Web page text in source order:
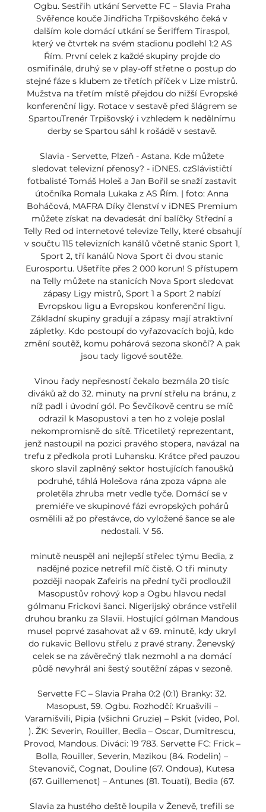
Ogbu. Sestřih utkání Servette FC – Slavia Praha
Svěřence kouče Jindřicha Trpišovského čeká v
dalším kole domácí utkání se Šeriffem Tiraspol,
který ve čtvrtek na svém stadionu podlehl 1:2 AS
Řím. První celek z každé skupiny projde do
osmifinále, druhý se v play-off střetne o postup do
stejné fáze s klubem ze třetích příček v Lize mistrů.
Mužstva na třetím místě přejdou do nižší Evropské
konferenční ligy. Rotace v sestavě před šlágrem se
SpartouTrenér Trpišovský i vzhledem k nedělnímu
derby se Spartou sáhl k rošádě v sestavě.
Slavia - Servette, Plzeň - Astana. Kde můžete
sledovat televizní přenosy? - iDNES. czSlávističtí
fotbalisté Tomáš Holeš a Jan Bořil se snaží zastavit
útočníka Romala Lukaka z AS Řím. | foto: Anna
Boháčová, MAFRA Díky členství v iDNES Premium
můžete získat na devadesát dní balíčky Střední a
Telly Red od internetové televize Telly, které obsahují
v součtu 115 televizních kanálů včetně stanic Sport 1,
Sport 2, tří kanálů Nova Sport či dvou stanic
Eurosportu. Ušetříte přes 2 000 korun! S přístupem
na Telly můžete na stanicích Nova Sport sledovat
zápasy Ligy mistrů, Sport 1 a Sport 2 nabízí
Evropskou ligu a Evropskou konferenční ligu.
Základní skupiny gradují a zápasy mají atraktivní
zápletky. Kdo postoupí do vyřazovacích bojů, kdo
změní soutěž, komu pohárová sezona skončí? A pak
jsou tady ligové soutěže.
Vinou řady nepřesností čekalo bezmála 20 tisíc
diváků až do 32. minuty na první střelu na bránu, z
níž padl i úvodní gól. Po Ševčíkově centru se míč
odrazil k Masopustovi a ten ho z voleje poslal
nekompromisně do sítě. Třicetiletý reprezentant,
jenž nastoupil na pozici pravého stopera, navázal na
trefu z předkola proti Luhansku. Krátce před pauzou
skoro slavil zaplněný sektor hostujících fanoušků
podruhé, táhlá Holešova rána zpoza vápna ale
proletěla zhruba metr vedle tyče. Domácí se v
premiéře ve skupinové fázi evropských pohárů
osmělili až po přestávce, do vyložené šance se ale
nedostali. V 56.
minutě neuspěl ani nejlepší střelec týmu Bedia, z
nadějné pozice netrefil míč čistě. O tři minuty
později naopak Zafeiris na přední tyči prodloužil
Masopustův rohový kop a Ogbu hlavou nedal
gólmanu Frickovi šanci. Nigerijský obránce vstřelil
druhou branku za Slavii. Hostující gólman Mandous
musel poprvé zasahovat až v 69. minutě, kdy ukryl
do rukavic Bellovu střelu z pravé strany. Ženevský
celek se na závěrečný tlak nezmohl a na domácí
půdě nevyhrál ani šestý soutěžní zápas v sezoně.
Servette FC – Slavia Praha 0:2 (0:1) Branky: 32.
Masopust, 59. Ogbu. Rozhodčí: Kruašvili –
Varamišvili, Pipia (všichni Gruzie) – Pskit (video, Pol.
). ŽK: Severin, Rouiller, Bedia – Oscar, Dumitrescu,
Provod, Mandous. Diváci: 19 783. Servette FC: Frick –
Bolla, Rouiller, Severin, Mazikou (84. Rodelin) –
Stevanovič, Cognat, Douline (67. Ondoua), Kutesa
(67. Guillemenot) – Antunes (81. Touati), Bedia (67.
Slavia za hustého deště loupila v Ženevě, trefili se